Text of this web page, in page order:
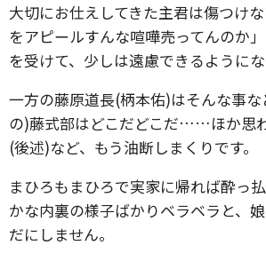
大切にお仕えしてきた主君は傷つけ
をアピールすんな喧嘩売ってんのか
を受けて、少しは遠慮できるようにな
一方の藤原道長(柄本佑)はそんな事
の)藤式部はどこだどこだ……ほか思
(後述)など、もう油断しまくりです。
まひろもまひろで実家に帰れば酔っ
かな内裏の様子ばかりベラベラと、
だにしません。